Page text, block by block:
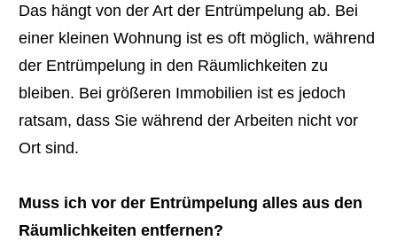
Das hängt von der Art der Entrümpelung ab. Bei
einer kleinen Wohnung ist es oft möglich, während
der Entrümpelung in den Räumlichkeiten zu
bleiben. Bei größeren Immobilien ist es jedoch
ratsam, dass Sie während der Arbeiten nicht vor
Ort sind.
Muss ich vor der Entrümpelung alles aus den
Räumlichkeiten entfernen?